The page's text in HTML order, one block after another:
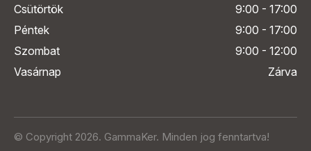
Csütörtök
9:00 - 17:00
Péntek
9:00 - 17:00
Szombat
9:00 - 12:00
Vasárnap
Zárva
© Copyright 2026. GammaKer. Minden jog fenntartva!